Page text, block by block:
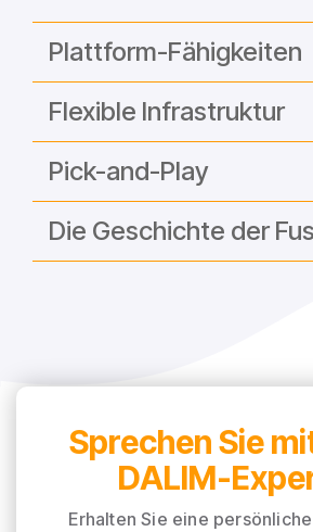
Plattform-Fähigkeiten
Flexible Infrastruktur
Pick-and-Play
Die Geschichte der
Sprechen Sie
DALIM-
Erhalten Sie eine